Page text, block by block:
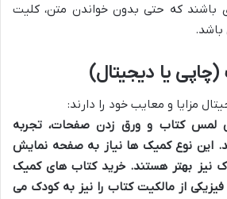
باشند که حتی بدون خواندن متن، کلیت
یا دیجیتال)
مزایا و معایب خود را دارند:
کتاب و ورق زدن صفحات، تجربه
این نوع کمیک ها نیاز به صفحه نمایش
نیز بهتر هستند. خرید کتاب های کمیک
از مالکیت کتاب را نیز به کودک می